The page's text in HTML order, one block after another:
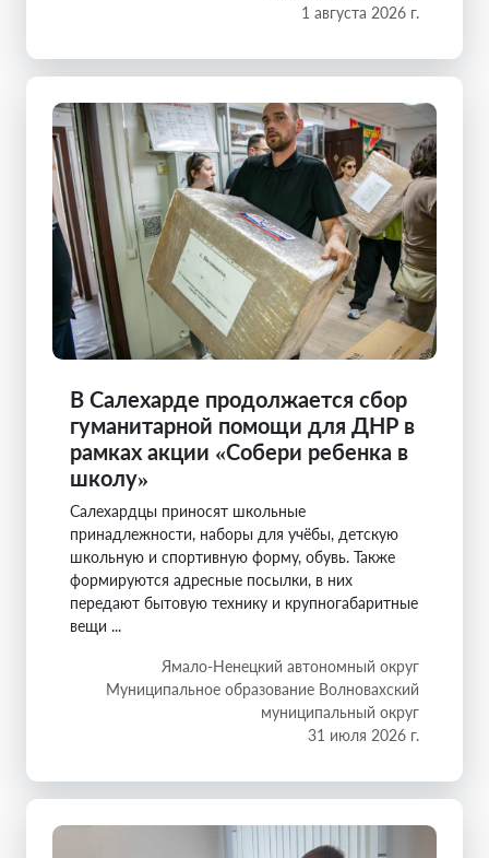
1 августа 2026 г.
В Салехарде продолжается сбор
гуманитарной помощи для ДНР в
рамках акции «Собери ребенка в
школу»
Салехардцы приносят школьные
принадлежности, наборы для учёбы, детскую
школьную и спортивную форму, обувь. Также
формируются адресные посылки, в них
передают бытовую технику и крупногабаритные
вещи ...
Ямало-Ненецкий автономный округ
Муниципальное образование Волновахский
муниципальный округ
31 июля 2026 г.